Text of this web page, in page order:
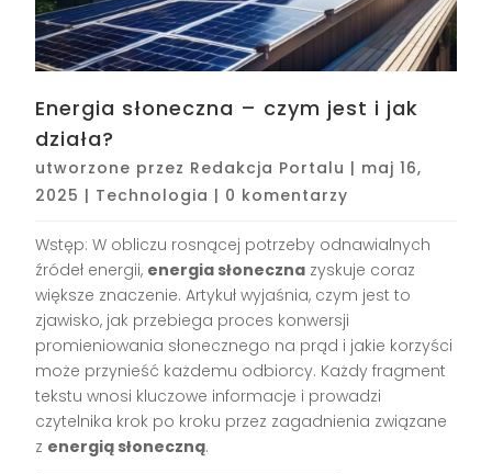
Energia słoneczna – czym jest i jak
działa?
utworzone przez Redakcja Portalu | maj 16,
2025 | Technologia | 0 komentarzy
Wstęp: W obliczu rosnącej potrzeby odnawialnych
źródeł energii, energia słoneczna zyskuje coraz
większe znaczenie. Artykuł wyjaśnia, czym jest to
zjawisko, jak przebiega proces konwersji
promieniowania słonecznego na prąd i jakie korzyści
może przynieść każdemu odbiorcy. Każdy fragment
tekstu wnosi kluczowe informacje i prowadzi
czytelnika krok po kroku przez zagadnienia związane
z energią słoneczną.